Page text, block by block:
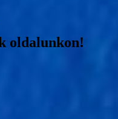
oldalunkon!